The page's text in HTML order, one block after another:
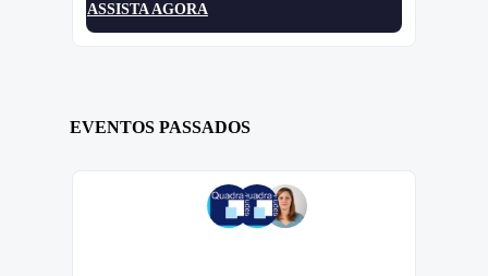
ASSISTA AGORA
EVENTOS PASSADOS